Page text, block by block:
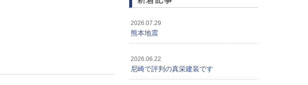
2026.07.29
熊本地震
2026.06.22
尼崎で評判の真栄建装です